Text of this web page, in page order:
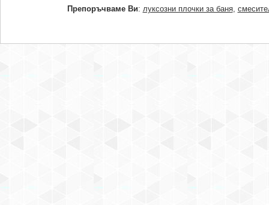
Препоръчваме Ви: луксозни плочки за баня,